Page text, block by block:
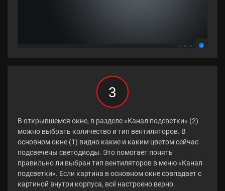
3
В открывшемся окне, в разделе «Канал подсветки» (2)
можно выбрать количество и тип вентиляторов. В
основном окне (1) видно какие и каким цветом сейчас
подсвечены светодиоды. Это помогает понять
правильно ли выбран тип вентиляторов в меню «Канал
подсветки». Если картина в основном окне совпадает с
картиной внутри корпуса, всё настроено верно.